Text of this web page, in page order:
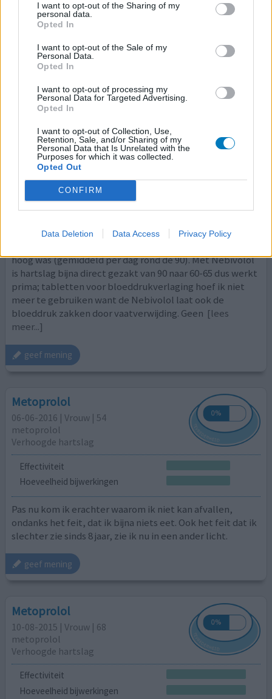
I want to opt-out of the Sharing of my
personal data.
Opted In
I want to opt-out of the Sale of my
Personal Data.
Opted In
I want to opt-out of processing my
Personal Data for Targeted Advertising.
Opted In
I want to opt-out of Collection, Use,
Retention, Sale, and/or Sharing of my
Personal Data that Is Unrelated with the
Purposes for which it was collected.
Opted Out
CONFIRM
Data Deletion Data Access Privacy Policy
zagen spierwit en ik had nog maar weinig gevoel.
Overgestapt naar nebivolol en deze werken goed, wel bij
hartslag.
Nebivolol
14-08-2016 | Vrouw | 54
nebivolol
Verhoogde hartslag
Effectiviteit
Na veel hartritmestoornissen uiteindelijk naar de huisarts
hoog was (gemiddeld per dag rond de 90). Met Nebivolol
is hartslag bijna direct gezakt van 90 naar 60-65 dus werkt
prima; tabletten voor bloeddrukverlaging hoef ik niet
meer te gebruiken want de Nebivolol laat ook de
bloeddruk zakken door vaatverwijding. Geen [lees
meer...]
geef mening
Metoprolol
06-06-2016 | Vrouw | 54
metoprolol
Verhoogde hartslag
Effectiviteit
Hoeveelheid bijwerkingen
Pas nu kom ik erachter waarom ik niet kan afvallen,
ondanks het feit, dat ik bijna niets eet. Ook het feit dat ik
slechter zie sinds 8 jaar, zie ik nu in een ander licht.
geef mening
Metoprolol
10-08-2015 | Vrouw | 68
metoprolol
Verhoogde hartslag
Effectiviteit
Hoeveelheid bijwerkingen